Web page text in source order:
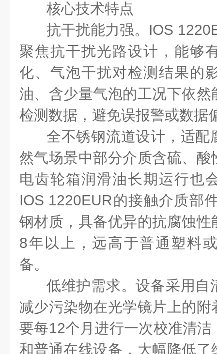
核心技术特点
抗干扰能力强。 IOS
聚焦抗干扰光路设计，能够
化、气泡干扰对检测结果的
油、含少量气泡的工况下依
检测数据，避免误报警或数据
全不锈钢流道设计，适配
然气场景中部分介质含硫、
电齿轮箱润滑油长期运行也
IOS 1220EUR的接触介质部
钢材质，具备优异的抗腐蚀
8年以上，远高于普通塑料
备。
低维护需求。设备采用自
减少污染物在光学镜片上的
要每12个月进行一次校准清
和普通在线设备，大幅降低